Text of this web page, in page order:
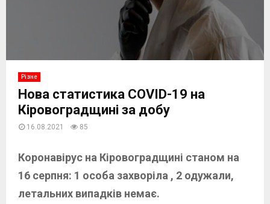
Різне
Нова статистика COVID-19 на
Кіровоградщині за добу
16.08.2021 85
Коронавірус на Кіровоградщині станом на
16 серпня: 1 особа захворіла , 2 одужали,
летальних випадків немає.